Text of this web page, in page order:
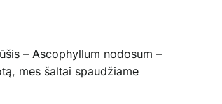
– Ascophyllum nodosum –
mes šaltai spaudžiame